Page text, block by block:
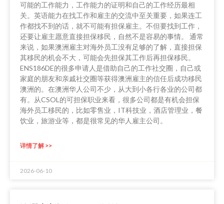
可能的工作能力，工作能力的证明和自己的工作经历最相
关。英语能力在找工作和雇主的交流中至关重要，如果连工
作都找不到的话，就不可能有担保雇主。不但要找到工作，
还要让雇主愿意直接担保移民，自然不是容易的事情。 通常
来说，如果澳洲雇主对海外员工没有足够的了解，直接担保
其移民的机会不大，可能会先担保其工作后再担保移民。
ENS186DE的很多申请人是借助自己的工作社交圈，自己或
家庭的朋友和亲戚社交圈等获得澳洲雇主的信任后成功移民
澳洲的。在澳洲华人公司不少，从大到小各行各业的公司都
有。从CSOL的可担保职业来看，很多公司都是有机会担保
海外员工移民的，比如零售业，IT科技业，酒店管理业，餐
饮业，旅游业等，都是很常见的华人雇主公司。
详情了解 >>
2026-06-10